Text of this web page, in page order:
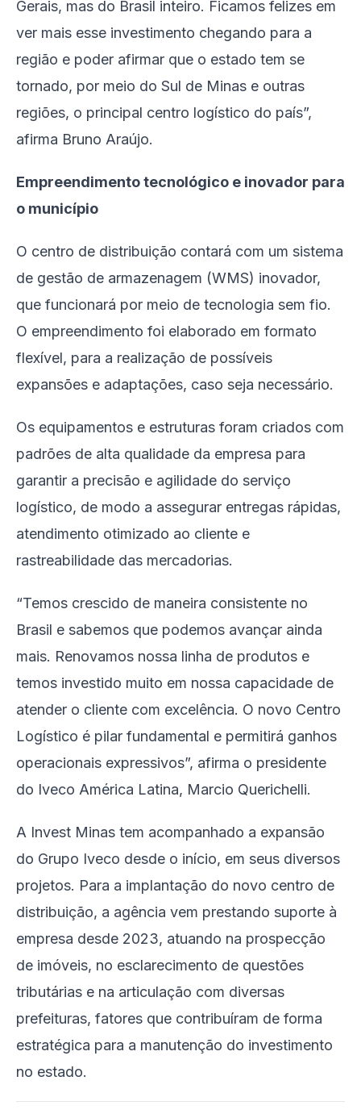
Gerais, mas do Brasil inteiro. Ficamos felizes em
ver mais esse investimento chegando para a
região e poder afirmar que o estado tem se
tornado, por meio do Sul de Minas e outras
regiões, o principal centro logístico do país”,
afirma Bruno Araújo.
Empreendimento tecnológico e inovador para
o município
O centro de distribuição contará com um sistema
de gestão de armazenagem (WMS) inovador,
que funcionará por meio de tecnologia sem fio.
O empreendimento foi elaborado em formato
flexível, para a realização de possíveis
expansões e adaptações, caso seja necessário.
Os equipamentos e estruturas foram criados com
padrões de alta qualidade da empresa para
garantir a precisão e agilidade do serviço
logístico, de modo a assegurar entregas rápidas,
atendimento otimizado ao cliente e
rastreabilidade das mercadorias.
“Temos crescido de maneira consistente no
Brasil e sabemos que podemos avançar ainda
mais. Renovamos nossa linha de produtos e
temos investido muito em nossa capacidade de
atender o cliente com excelência. O novo Centro
Logístico é pilar fundamental e permitirá ganhos
operacionais expressivos”, afirma o presidente
do Iveco América Latina, Marcio Querichelli.
A Invest Minas tem acompanhado a expansão
do Grupo Iveco desde o início, em seus diversos
projetos. Para a implantação do novo centro de
distribuição, a agência vem prestando suporte à
empresa desde 2023, atuando na prospecção
de imóveis, no esclarecimento de questões
tributárias e na articulação com diversas
prefeituras, fatores que contribuíram de forma
estratégica para a manutenção do investimento
no estado.